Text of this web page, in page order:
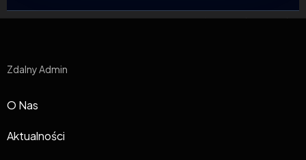
Zdalny Admin
O Nas
Aktualności